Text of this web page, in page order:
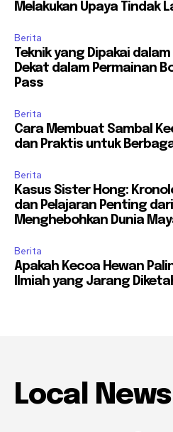
Melakukan Upaya Tindak
Berita
Teknik yang Dipakai
Dekat dalam Permainan
Pass
Berita
Cara Membuat Sambal
dan Praktis untuk
Berita
Kasus Sister Hong:
dan Pelajaran Penting
Menghebohkan Dunia
Berita
Apakah Kecoa Hewan
Ilmiah yang Jarang
Local News